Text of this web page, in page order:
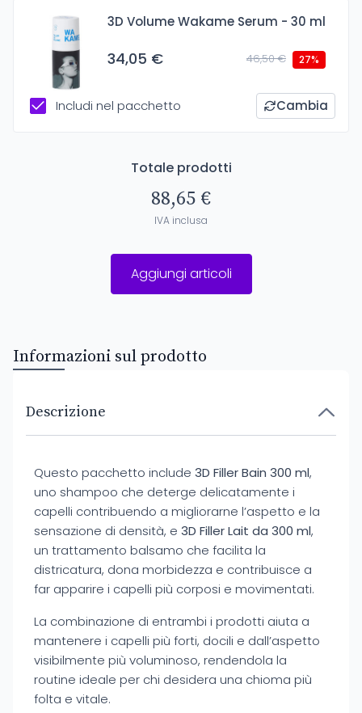
3D Volume Wakame Serum - 30 ml
34,05 € 46,50 € 27%
Includi nel pacchetto Cambia
Totale prodotti
88,65 €
IVA inclusa
Aggiungi articoli
Informazioni sul prodotto
Descrizione
Questo pacchetto include 3D Filler Bain 300 ml,
uno shampoo che deterge delicatamente i
capelli contribuendo a migliorarne l’aspetto e la
sensazione di densità, e 3D Filler Lait da 300 ml,
un trattamento balsamo che facilita la
districatura, dona morbidezza e contribuisce a
far apparire i capelli più corposi e movimentati.
La combinazione di entrambi i prodotti aiuta a
mantenere i capelli più forti, docili e dall’aspetto
visibilmente più voluminoso, rendendola la
routine ideale per chi desidera una chioma più
folta e vitale.